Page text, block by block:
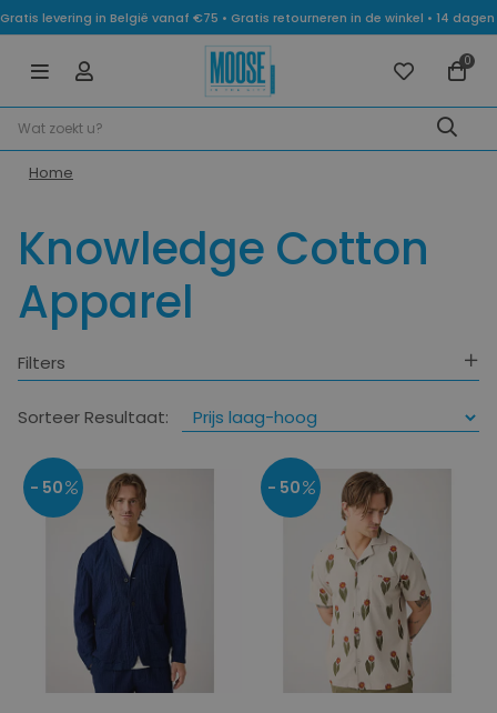
Gratis levering in België vanaf €75 • Gratis retourneren in de winkel • 14
0
Home
Knowledge Cotton
Apparel
Filters
Geslacht
Categorie
Kleuren
Sorteer Resultaat:
- 50 - 50